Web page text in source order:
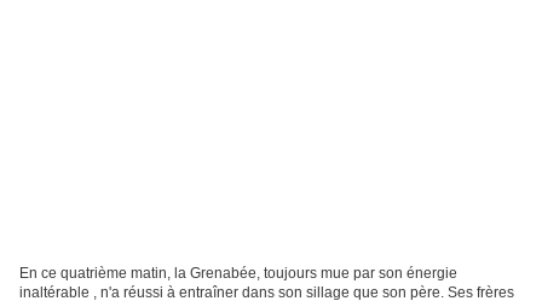
En ce quatrième matin, la Grenabée, toujours mue par son énergie
inaltérable , n'a réussi à entraîner dans son sillage que son père. Ses frères